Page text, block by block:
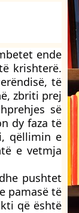
ende
krishterë.
të
zbriti prej
së
dy faza të
qëllimin e
e vetmja
pushtet
pamasë të
që është